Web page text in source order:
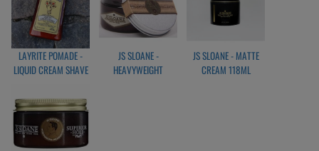
stylingprodukt.
Så sakerna är oändliga av vad du kan göra med det, det är därför vi kallar det
Magic! Fungerar i alla hårtyper och det fungerar också i skägg!
Håll: 1/5, Shine: 1/5, Volym: 150ml
Artikelnr: HTT011
LAYRITE POMADE -
LIQUID CREAM SHAVE
JS SLOANE -
HEAVYWEIGHT
JS SLOANE - MATTE
CREAM 118ML